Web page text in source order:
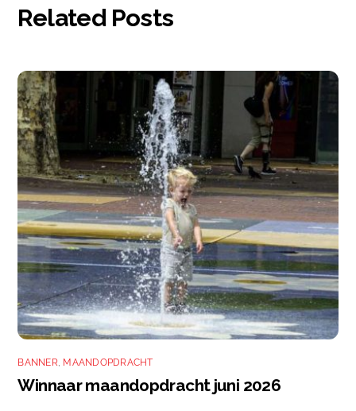
Related Posts
BANNER, MAANDOPDRACHT
Winnaar maandopdracht juni 2026